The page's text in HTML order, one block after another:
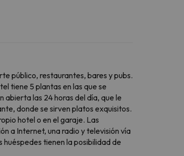
público, restaurantes, bares y pubs.
tiene 5 plantas en las que se
abierta las 24 horas del día, que le
donde se sirven platos exquisitos.
hotel o en el garaje. Las
a Internet, una radio y televisión vía
tienen la posibilidad de